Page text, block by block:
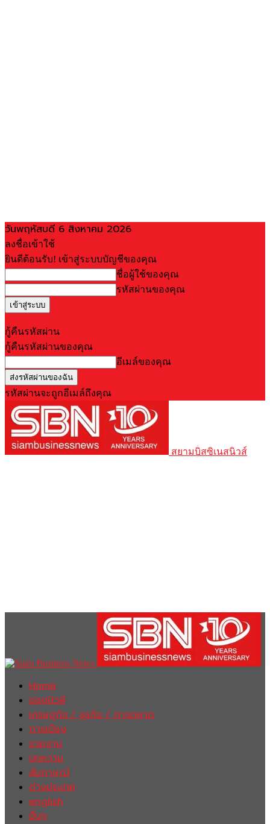
วันพฤหัสบดี 6 สิงหาคม 2026
ลงชื่อเข้าใช้
ยินดีต้อนรับ! เข้าสู่ระบบบัญชีของคุณ
ชื่อผู้ใช้ของคุณ
รหัสผ่านของคุณ
กู้คืนรหัสผ่าน
กู้คืนรหัสผ่านของคุณ
อีเมล์ของคุณ
รหัสผ่านจะถูกอีเมล์ถึงคุณ
สยามบิสซิเนสนิวส์
Home
ฮอตนิวส์
เศรษฐกิจ / ธุรกิจ / การตลาด
การเมือง
รายงาน
บทความ
สัมภาษณ์
ต่างประเทศ
english
อื่นๆ